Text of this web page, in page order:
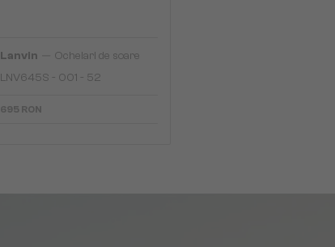
Lanvin
Ochelari de soare
LNV645S - 001 - 52
695 RON